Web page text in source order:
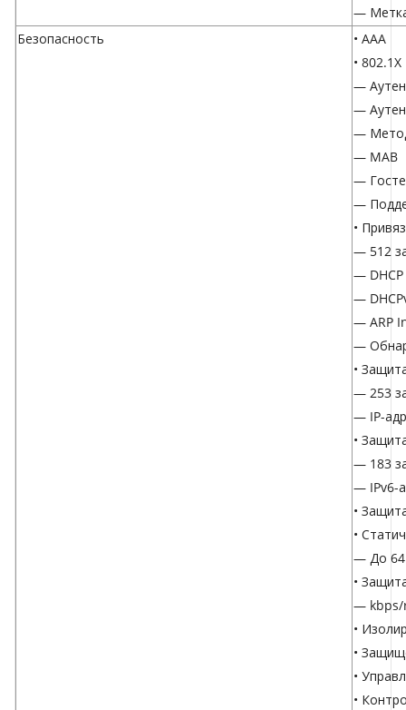
— Метка
Безопасность
• AAA
• 802.1X
—
—
— Метод
— MAB
—
—
•
— 512
—
—
— ARP
—
•
— 253
— IP-
•
— 183
— IPv6-
•
•
— До 64
•
— kbps/
•
•
•
•